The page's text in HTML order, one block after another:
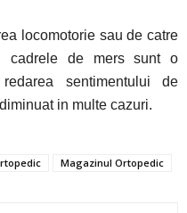
locomotorie sau de catre
cadrele de mers sunt o
sentimentului de
in multe cazuri.
Magazinul Ortopedic